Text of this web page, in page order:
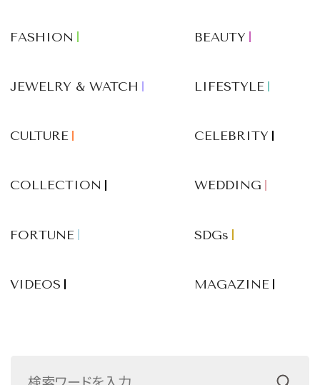
FASHION BEAUTY
JEWELRY & WATCH LIFESTYLE
CULTURE CELEBRITY
COLLECTION WEDDING
FORTUNE SDGs
VIDEOS MAGAZINE